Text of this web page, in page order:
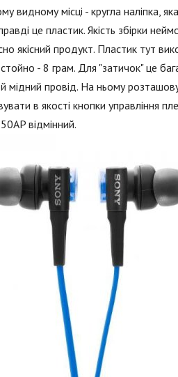
видному місці - кругла наліпка,
це пластик. Якість збірки
якісний продукт. Пластик тут
- 8 грам. Для "затичок" це
мідний провід. На ньому
в якості кнопки управління
відмінний.